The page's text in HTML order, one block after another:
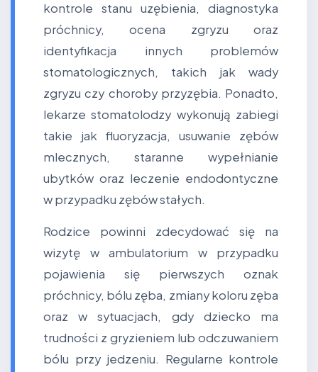
kontrole stanu uzębienia, diagnostyka
próchnicy, ocena zgryzu oraz
identyfikacja innych problemów
stomatologicznych, takich jak wady
zgryzu czy choroby przyzębia. Ponadto,
lekarze stomatolodzy wykonują zabiegi
takie jak fluoryzacja, usuwanie zębów
mlecznych, staranne wypełnianie
ubytków oraz leczenie endodontyczne
w przypadku zębów stałych.
Rodzice powinni zdecydować się na
wizytę w ambulatorium w przypadku
pojawienia się pierwszych oznak
próchnicy, bólu zęba, zmiany koloru zęba
oraz w sytuacjach, gdy dziecko ma
trudności z gryzieniem lub odczuwaniem
bólu przy jedzeniu. Regularne kontrole